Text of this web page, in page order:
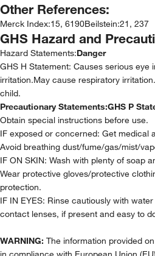
Other References:
Merck Index:15, 6190Beilstein:21, 237
GHS Hazard and
Hazard Statements:Danger
GHS H Statement: Causes serious eye
irritation.May cause respiratory
child.
Precautionary Statements:GHS P
Obtain special instructions before use.
IF exposed or concerned: Get medical
Avoid breathing dust/fume/gas/mist/
IF ON SKIN: Wash with plenty of soap
Wear protective gloves/protective
protection.
IF IN EYES: Rinse cautiously with
contact lenses, if present and easy to
WARNING: The information provided
in compliance with European Union